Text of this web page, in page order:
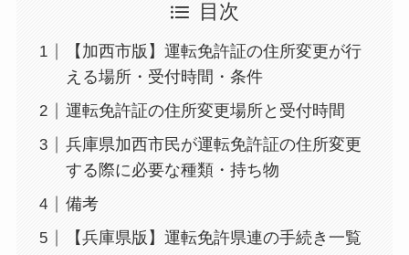
目次
【加西市版】運転免許証の住所変更が行
える場所・受付時間・条件
運転免許証の住所変更場所と受付時間
兵庫県加西市民が運転免許証の住所変更
する際に必要な種類・持ち物
備考
【兵庫県版】運転免許県連の手続き一覧